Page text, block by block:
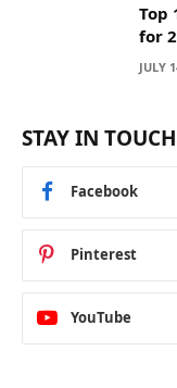
Top
for
JULY
STAY IN TOUCH
Facebook
Pinterest
YouTube